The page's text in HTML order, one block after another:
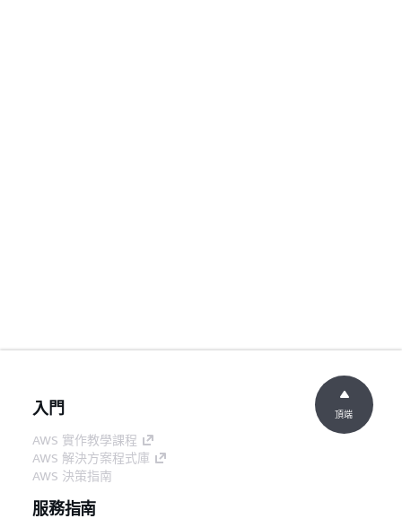
入門
AWS 實作教學課程
AWS 解決方案程式庫
AWS 決策指南
服務指南
頂端